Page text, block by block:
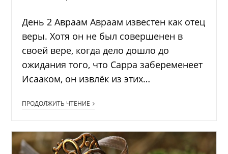
День 2 Авраам Авраам известен как отец
веры. Хотя он не был совершенен в
своей вере, когда дело дошло до
ожидания того, что Сарра забеременеет
Исааком, он извлёк из этих…
ПРОДОЛЖИТЬ ЧТЕНИЕ